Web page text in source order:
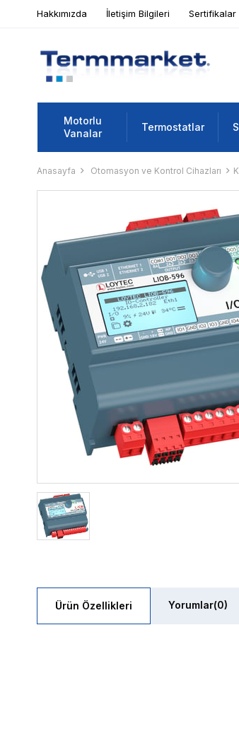
Hakkımızda İletişim Bilgileri Sertifikalar
Motorlu
Vanalar
Termostatlar
Anasayfa Otomasyon ve Kontrol Cihazları
Ürün Özellikleri Yorumlar(0)